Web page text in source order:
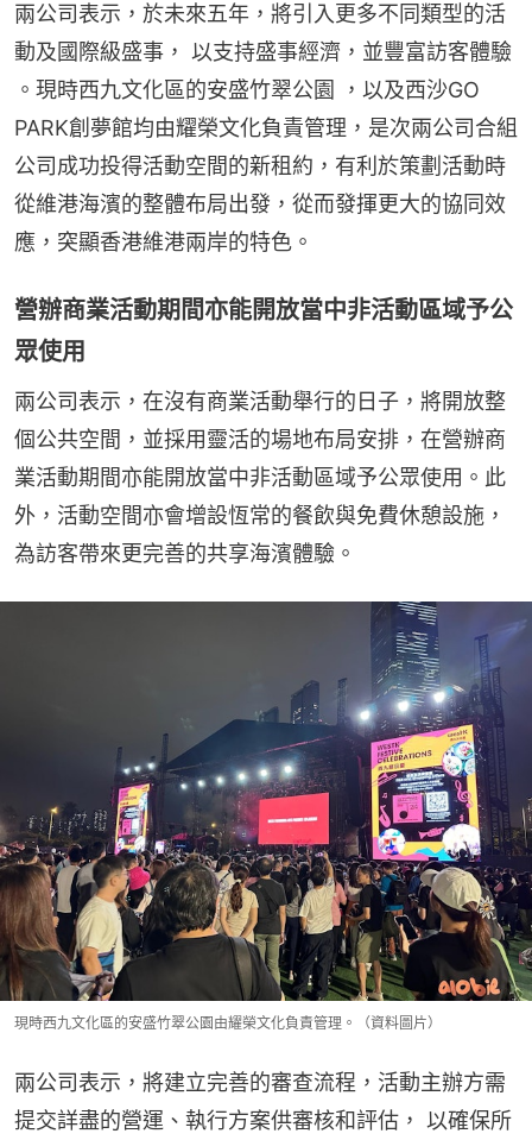
兩公司表示，於未來五年，將引入更多不同類型的活
動及國際級盛事， 以支持盛事經濟，並豐富訪客體驗
。現時西九文化區的安盛竹翠公園 ，以及西沙GO
PARK創夢館均由耀榮文化負責管理，是次兩公司合組
公司成功投得活動空間的新租約，有利於策劃活動時
從維港海濱的整體布局出發，從而發揮更大的協同效
應，突顯香港維港兩岸的特色。
營辦商業活動期間亦能開放當中非活動區域予公
眾使用
兩公司表示，在沒有商業活動舉行的日子，將開放整
個公共空間，並採用靈活的場地布局安排，在營辦商
業活動期間亦能開放當中非活動區域予公眾使用。此
外，活動空間亦會增設恆常的餐飲與免費休憩設施，
為訪客帶來更完善的共享海濱體驗。
現時西九文化區的安盛竹翠公園由耀榮文化負責管理。（資料圖片）
兩公司表示，將建立完善的審查流程，活動主辦方需
提交詳盡的營運、執行方案供審核和評估， 以確保所